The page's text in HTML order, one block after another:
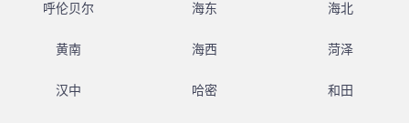
呼伦贝尔 海东 海北
黄南 海西 菏泽
汉中 哈密 和田